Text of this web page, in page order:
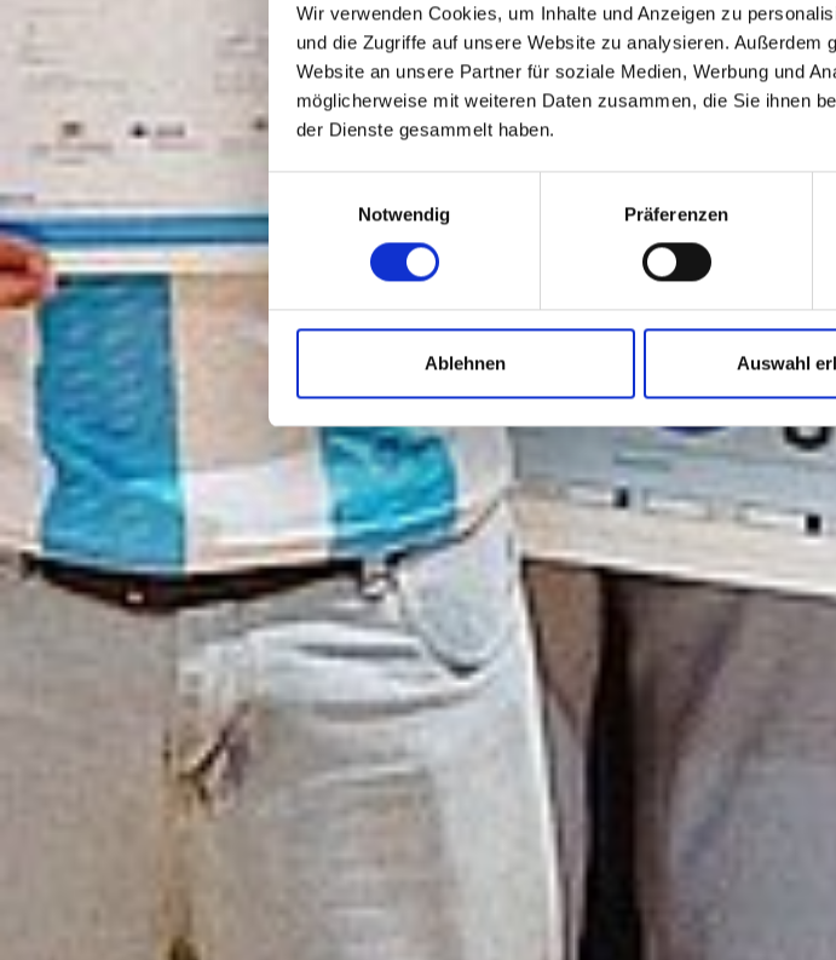
Wir verwenden Cookies, um Inhalte und Anzeigen zu
und die Zugriffe auf unsere Website zu analysieren.
Website an unsere Partner für soziale Medien, Werbung und
möglicherweise mit weiteren Daten zusammen, die Sie ihnen
der Dienste gesammelt haben.
Notwendig
Präferenzen
Ablehnen Auswahl